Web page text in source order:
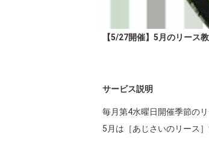
【5/27開催】5月のリース
サービス説明
毎月第4水曜日開催季節の
5月は［あじさいのリース